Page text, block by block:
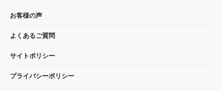
お客様の声
よくあるご質問
サイトポリシー
プライバシーポリシー